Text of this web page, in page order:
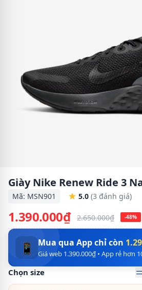
Giày Nike Renew Ride 3
Mã: MSN901 5.0 (3 đánh giá)
1.390.000₫ 2.650.000₫ -48%
📱 Mua qua App chỉ còn
Giá web 1.390.000₫ • App rẻ hơn
Chọn size